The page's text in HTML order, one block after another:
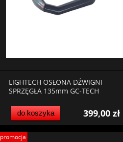
LIGHTECH OSŁONA DŹWIGNI
SPRZĘGŁA 135mm GC-TECH
399,00 zł
do koszyka
promocja